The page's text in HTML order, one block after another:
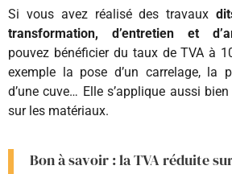
Si vous avez réalisé des travaux
transformation, d’entretien et
pouvez bénéficier du taux de TVA à
exemple la pose d’un carrelage, la
d’une cuve… Elle s’applique aussi
sur les matériaux.
Bon à savoir : la TVA réduite